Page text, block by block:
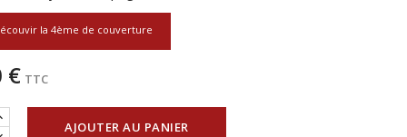
la 4ème de couverture
€ TTC
AJOUTER AU PANIER